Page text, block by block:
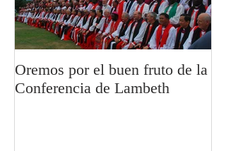
Oremos por el buen fruto de la
Conferencia de Lambeth